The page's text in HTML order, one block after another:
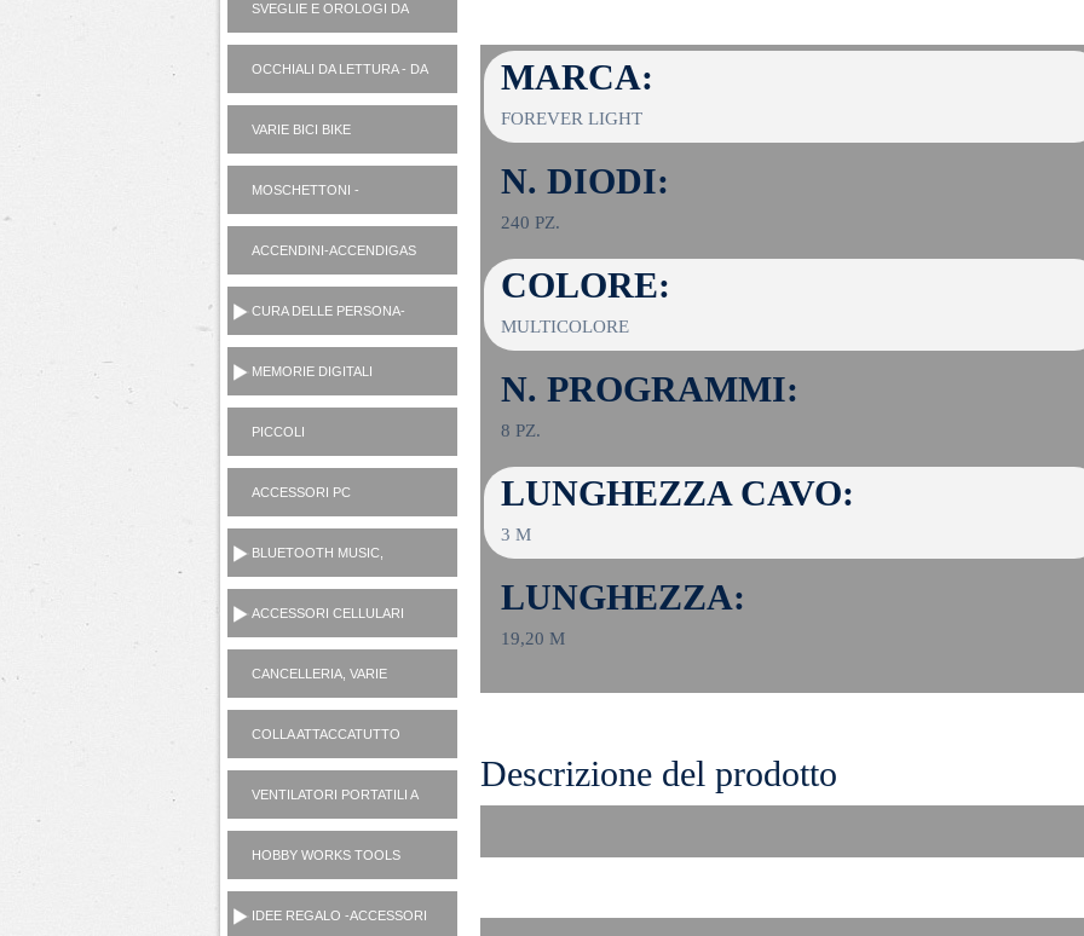
SVEGLIE E OROLOGI DA
PARETE
OCCHIALI DA LETTURA - DA
SOLE
VARIE BICI BIKE
MOSCHETTONI -
PORTACHIAVI
ACCENDINI-ACCENDIGAS
CUCINA-RICARICA GAS
CURA DELLE PERSONA-
MANICURE-LAMETTE
MEMORIE DIGITALI
PICCOLI
ELETTRODOMESTICI
ACCESSORI PC
BLUETOOTH MUSIC,
CASSE, CUFFIE,
ACCESSORI CELLULARI
SMARTPHONES
CANCELLERIA, VARIE
CASALINGHI
COLLA ATTACCATUTTO
ATTAK
VENTILATORI PORTATILI A
PILE
HOBBY WORKS TOOLS
UTENSILI CASA
IDEE REGALO -ACCESSORI
MARCA:
FOREVER LIGHT
N. DIODI:
240 PZ.
COLORE:
MULTICOLORE
N. PROGRAMMI:
8 PZ.
LUNGHEZZA CAVO:
3 M
LUNGHEZZA:
19,20 M
Descrizione del prodotto